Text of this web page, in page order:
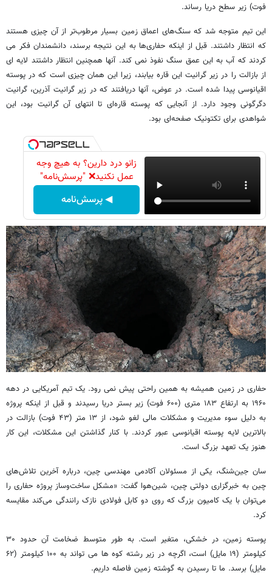
فوت) زیر سطح دریا رساند.
این تیم متوجه شد که سنگ‌های اعماق زمین بسیار مرطوب‌تر از آن چیزی هستند
که انتظار داشتند. قبل از اینکه حفاری‌ها به این نتیجه برسند، دانشمندان فکر می
کردند که آب به این عمق سنگ نفوذ نمی کند. آنها همچنین انتظار داشتند لایه ای
از بازالت را در زیر گرانیت این قاره بیابند، زیرا این همان چیزی است که در پوسته
اقیانوسی پیدا شده است. در عوض، آنها دریافتند که در زیر گرانیت آذرین، گرانیت
دگرگونی وجود دارد. از آنجایی که پوسته قاره‌ای تا انتهای آن گرانیت بود، این
شواهدی برای تکتونیک صفحه‌ای بود.
زانو درد دارین؟ به هیچ وجه
عمل نکنید❌ "پرسش‌نامه"
◀ پرسش‌نامه
حفاری در زمین همیشه به همین راحتی پیش نمی رود. یک تیم آمریکایی در دهه
۱۹۶۰ به ارتفاع ۱۸۳ متری (۶۰۰ فوت) زیر بستر دریا رسیدند و قبل از اینکه پروژه
به دلیل سوء مدیریت و مشکلات مالی لغو شود، از ۱۳ متر (۴۳ فوت) بازالت در
بالاترین لایه پوسته اقیانوسی عبور کردند. با کنار گذاشتن این مشکلات، این کار
هنوز یک تعهد بزرگ است.
سان جین‌شنگ، یکی از مسئولان آکادمی مهندسی چین، درباره آخرین تلاش‌های
چین به خبرگزاری دولتی چین، شین‌هوا گفت: «مشکل ساخت‌وساز پروژه حفاری را
می‌توان با یک کامیون بزرگ که روی دو کابل فولادی نازک رانندگی می‌کند مقایسه
کرد.
پوسته زمین، در خشکی، متغیر است. به طور متوسط ضخامت آن حدود ۳۰
کیلومتر (۱۹ مایل) است، اگرچه در زیر رشته کوه ها می تواند به ۱۰۰ کیلومتر (۶۲
مایل) برسد. ما تا رسیدن به گوشته زمین فاصله داریم.